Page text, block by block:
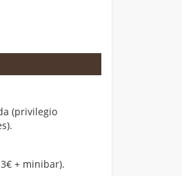
(privilegio
+ minibar).